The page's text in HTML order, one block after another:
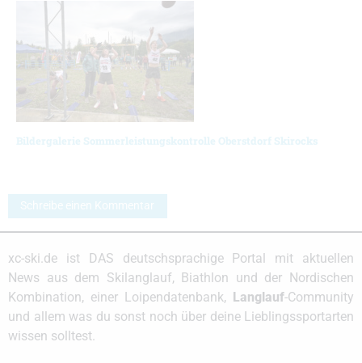
Bildergalerie Sommerleistungskontrolle Oberstdorf Skirocks
Schreibe einen Kommentar
xc-ski.de ist DAS deutschsprachige Portal mit aktuellen
News aus dem Skilanglauf, Biathlon und der Nordischen
Kombination, einer Loipendatenbank, Langlauf-Community
und allem was du sonst noch über deine Lieblingssportarten
wissen solltest.